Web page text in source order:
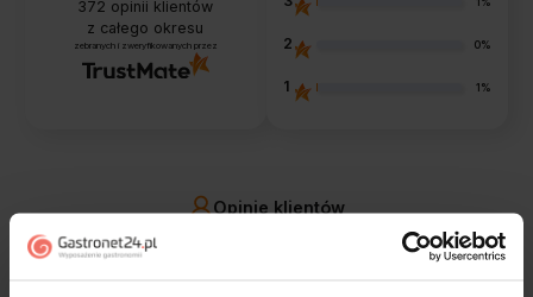
372 opinii klientów
z całego okresu
zebranych i zweryfikowanych przez 2 0%
1 1%
Opinie klientów
filtry
Jak zbieramy opinie?